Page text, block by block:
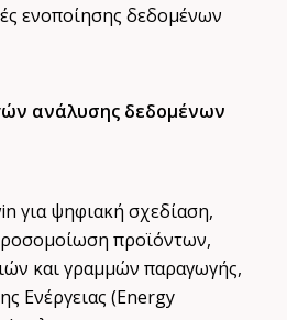
ενοποίησης δεδομένων
ανάλυσης δεδομένων
για ψηφιακή σχεδίαση,
προϊόντων,
και γραμμών παραγωγής,
Ενέργειας (Energy